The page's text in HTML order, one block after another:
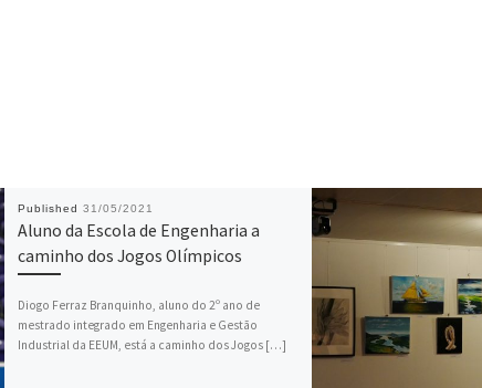
Published 31/05/2021
Aluno da Escola de Engenharia a
caminho dos Jogos Olímpicos
Diogo Ferraz Branquinho, aluno do 2º ano de
mestrado integrado em Engenharia e Gestão
Industrial da EEUM, está a caminho dos Jogos […]